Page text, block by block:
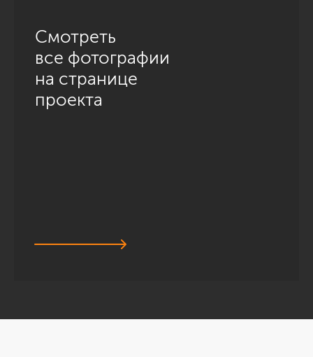
Смотреть
все фотографии
на странице
проекта